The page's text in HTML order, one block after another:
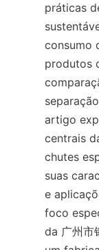
práticas
consumo
produtos
artigo
centrais
chutes
suas
e
foco
da 广州市